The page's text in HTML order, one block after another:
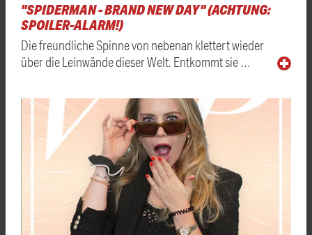
"SPIDERMAN - BRAND NEW DAY" (ACHTUNG:
SPOILER-ALARM!)
Die freundliche Spinne von nebenan klettert wieder
über die Leinwände dieser Welt. Entkommt sie …